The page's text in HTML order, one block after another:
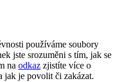
používáme soubory
jste srozuměni s tím, jak se
na odkaz zjistíte více o
jak je povolit či zakázat.